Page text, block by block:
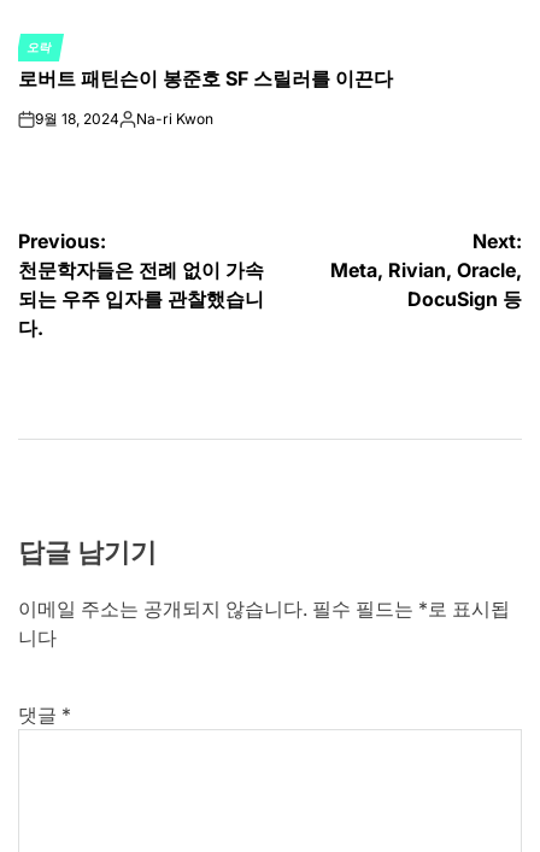
POSTED
IN
오락
로버트 패틴슨이 봉준호 SF 스릴러를 이끈다
on9월 18, 2024Posted
Na-ri Kwon
글
탐
색
Previous:
천문학자들은 전례 없이 가속
되는 우주 입자를 관찰했습니
다.
Next:
Meta, Rivian, Oracle,
DocuSign 등
답글 남기기
이메일 주소는 공개되지 않습니다. 필수 필드는 *로 표시됩
니다
댓글 *